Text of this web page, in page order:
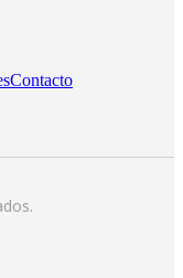
Contacto